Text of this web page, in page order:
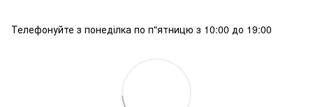
Телефонуйте з понеділка по п"ятницю з 10:00 до 19:00